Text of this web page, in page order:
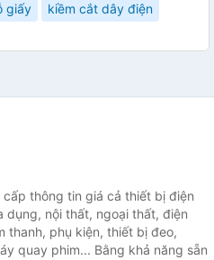
giấy kiềm cắt dây điện
thông tin giá cả thiết bị điện
dụng, nội thất, ngoại thất, điện
thanh, phụ kiện, thiết bị đeo,
quay phim... Bằng khả năng sẵn